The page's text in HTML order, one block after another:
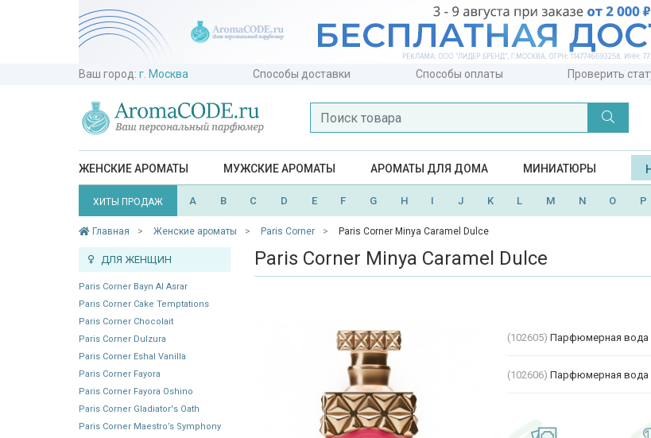
Ваш город: г. Москва Способы доставки Способы оплаты Проверить
ЖЕНСКИЕ АРОМАТЫ МУЖСКИЕ АРОМАТЫ АРОМАТЫ ДЛЯ ДОМА МИНИАТЮРЫ
ХИТЫ ПРОДАЖ A B C D E F G H I J K L M N O P
Главная Женские ароматы Paris Corner Paris Corner Minya Caramel Dulce
ДЛЯ ЖЕНЩИН
Paris Corner Bayn Al Asrar
Paris Corner Cake Temptations
Paris Corner Chocolait
Paris Corner Dulzura
Paris Corner Eshal Vanilla
Paris Corner Fayora
Paris Corner Fayora Oshino
Paris Corner Gladiator's Oath
Paris Corner Maestro’s Symphony
Paris Corner Minya Caramel Dulce
(102605) Парфюмерная вода
(102606) Парфюмерная вода